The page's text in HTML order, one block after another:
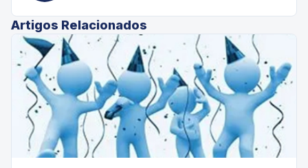
Artigos Relacionados